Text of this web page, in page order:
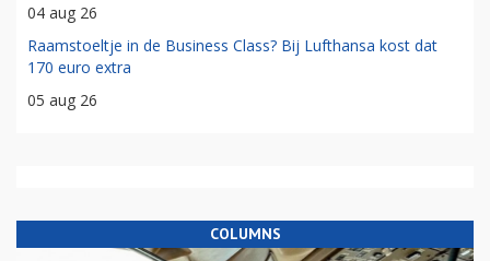
04 aug 26
Raamstoeltje in de Business Class? Bij Lufthansa kost dat
170 euro extra
05 aug 26
COLUMNS